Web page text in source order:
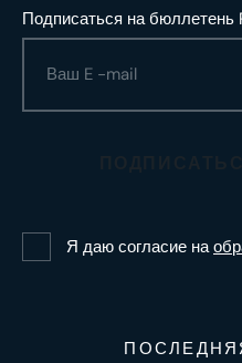
Подписаться на бюллетень
Я даю согласие на